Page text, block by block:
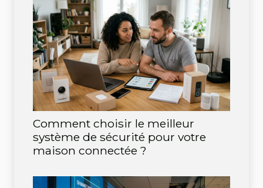
Comment choisir le meilleur
système de sécurité pour votre
maison connectée ?